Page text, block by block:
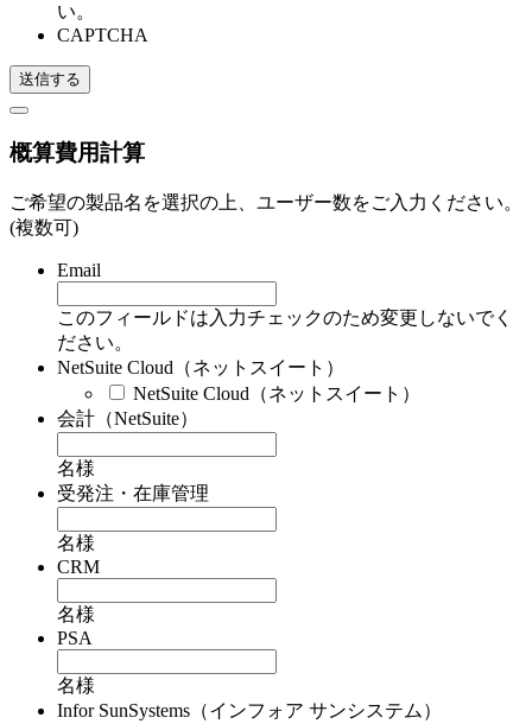
い。
CAPTCHA
概算費用計算
ご希望の製品名を選択の上、ユーザー数をご入力ください。
(複数可)
Email
このフィールドは入力チェックのため変更しないでく
ださい。
NetSuite Cloud（ネットスイート）
NetSuite Cloud（ネットスイート）
会計（NetSuite）
名様
受発注・在庫管理
名様
CRM
名様
PSA
名様
Infor SunSystems（インフォア サンシステム）